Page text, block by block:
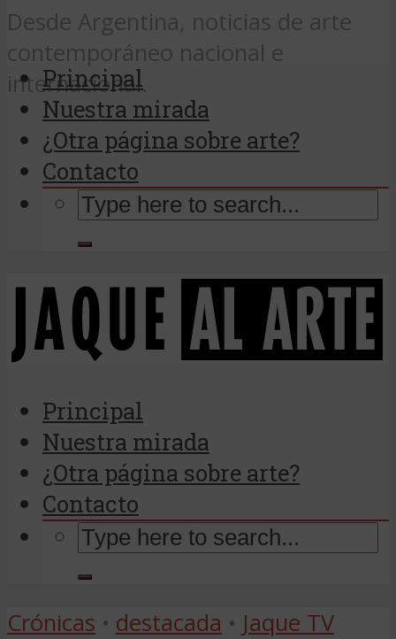
Desde Argentina, noticias de arte
contemporáneo nacional e
internacional.
Principal
Nuestra mirada
¿Otra página sobre arte?
Contacto
Principal
Nuestra mirada
¿Otra página sobre arte?
Contacto
Crónicas • destacada • Jaque TV